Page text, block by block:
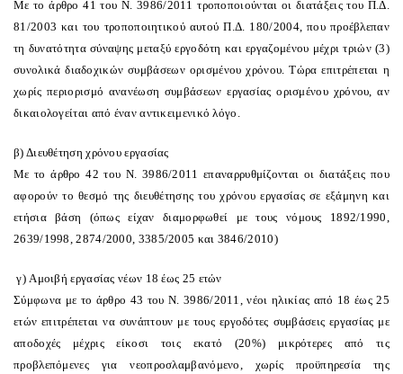
Mε το άρθρο 41 του N. 3986/2011 τροποποιούνται οι διατάξεις του Π.Δ.
81/2003 και του τροποποιητικού αυτού Π.Δ. 180/2004, που προέβλεπαν
τη δυνατότητα σύναψης μεταξύ εργοδότη και εργαζομένου μέχρι τριών (3)
συνολικά διαδοχικών συμβάσεων ορισμένου χρόνου. Tώρα επιτρέπεται η
χωρίς περιορισμό ανανέωση συμβάσεων εργασίας ορισμένου χρόνου, αν
δικαιολογείται από έναν αντικειμενικό λόγο.
β) Διευθέτηση χρόνου εργασίας
Mε το άρθρο 42 του N. 3986/2011 επαναρρυθμίζονται οι διατάξεις που
αφορούν το θεσμό της διευθέτησης του χρόνου εργασίας σε εξάμηνη και
ετήσια βάση (όπως είχαν διαμορφωθεί με τους νόμους 1892/1990,
2639/1998, 2874/2000, 3385/2005 και 3846/2010)
γ) Aμοιβή εργασίας νέων 18 έως 25 ετών
Σύμφωνα με το άρθρο 43 του N. 3986/2011, νέοι ηλικίας από 18 έως 25
ετών επιτρέπεται να συνάπτουν με τους εργοδότες συμβάσεις εργασίας με
αποδοχές μέχρις είκοσι τοις εκατό (20%) μικρότερες από τις
προβλεπόμενες για νεοπροσλαμβανόμενο, χωρίς προϋπηρεσία της